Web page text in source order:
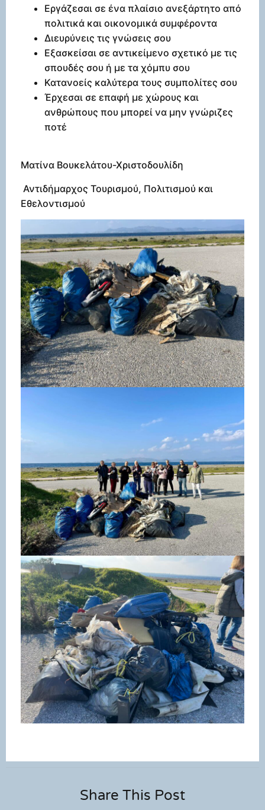
Εργάζεσαι σε ένα πλαίσιο ανεξάρτητο από
πολιτικά και οικονομικά συμφέροντα
Διευρύνεις τις γνώσεις σου
Εξασκείσαι σε αντικείμενο σχετικό με τις
σπουδές σου ή με τα χόμπυ σου
Κατανοείς καλύτερα τους συμπολίτες σου
Έρχεσαι σε επαφή με χώρους και
ανθρώπους που μπορεί να μην γνώριζες
ποτέ
Ματίνα Βουκελάτου-Χριστοδουλίδη
Αντιδήμαρχος Τουρισμού, Πολιτισμού και
Εθελοντισμού
Share This Post